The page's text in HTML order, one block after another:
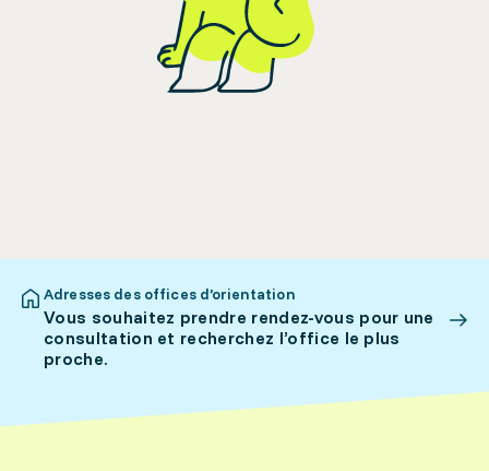
Adresses des offices d’orientation
Vous souhaitez prendre rendez-vous pour une
consultation et recherchez l’office le plus
proche.